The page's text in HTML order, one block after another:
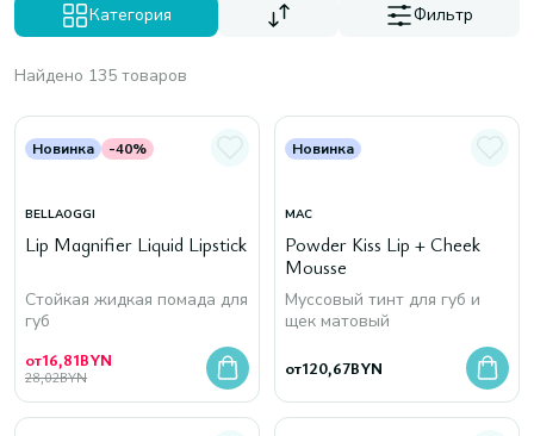
Категория Фильтр
Найдено 135 товаров
Новинка -40%
BELLAOGGI
Lip Magnifier Liquid Lipstick
Стойкая жидкая помада для
губ
от16,81BYN
28,02BYN
Новинка
MAC
Powder Kiss Lip + Cheek
Mousse
Муссовый тинт для губ и
щек матовый
от120,67BYN